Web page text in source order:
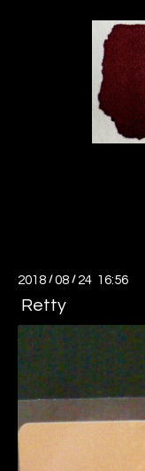
2018 /08 / 24 16:56
Retty